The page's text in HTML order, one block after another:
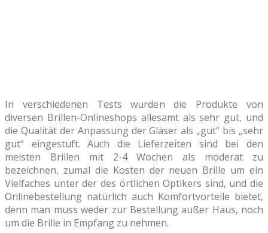
In verschiedenen Tests wurden die Produkte von
diversen Brillen-Onlineshops allesamt als sehr gut, und
die Qualität der Anpassung der Gläser als „gut“ bis „sehr
gut“ eingestuft. Auch die Lieferzeiten sind bei den
meisten Brillen mit 2-4 Wochen als moderat zu
bezeichnen, zumal die Kosten der neuen Brille um ein
Vielfaches unter der des örtlichen Optikers sind, und die
Onlinebestellung natürlich auch Komfortvorteile bietet,
denn man muss weder zur Bestellung außer Haus, noch
um die Brille in Empfang zu nehmen.